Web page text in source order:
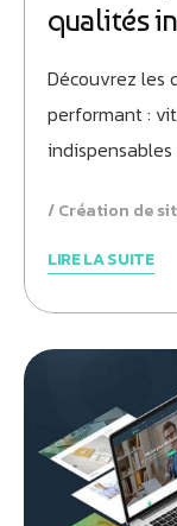
qualités
Découvrez les
performant :
indispensables
Création de
LIRE LA SUITE